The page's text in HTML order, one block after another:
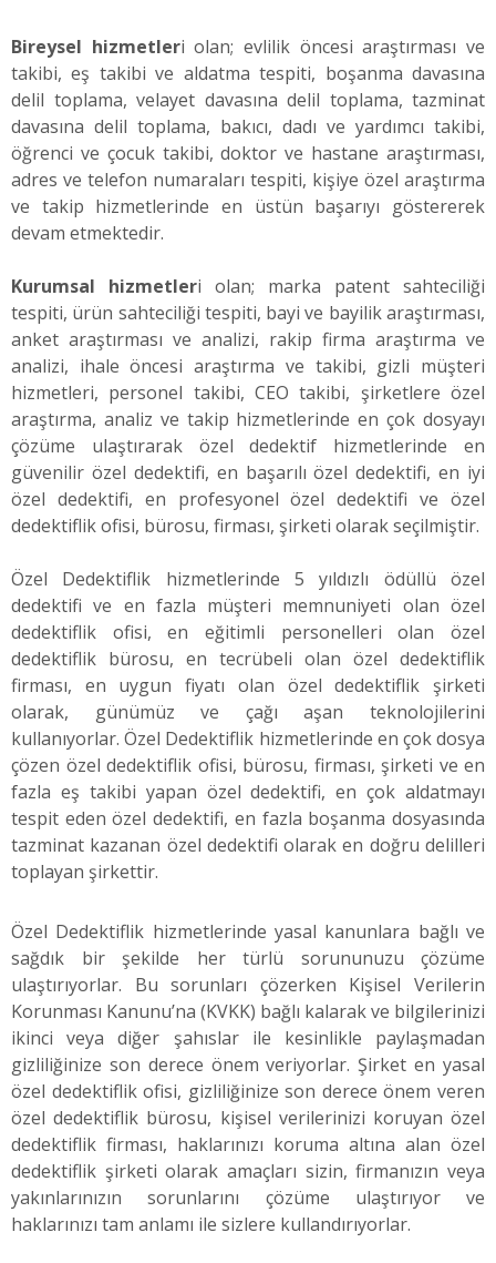
Bireysel hizmetleri olan; evlilik öncesi araştırması ve
takibi, eş takibi ve aldatma tespiti, boşanma davasına
delil toplama, velayet davasına delil toplama, tazminat
davasına delil toplama, bakıcı, dadı ve yardımcı takibi,
öğrenci ve çocuk takibi, doktor ve hastane araştırması,
adres ve telefon numaraları tespiti, kişiye özel araştırma
ve takip hizmetlerinde en üstün başarıyı göstererek
devam etmektedir.
Kurumsal hizmetleri olan; marka patent sahteciliği
tespiti, ürün sahteciliği tespiti, bayi ve bayilik araştırması,
anket araştırması ve analizi, rakip firma araştırma ve
analizi, ihale öncesi araştırma ve takibi, gizli müşteri
hizmetleri, personel takibi, CEO takibi, şirketlere özel
araştırma, analiz ve takip hizmetlerinde en çok dosyayı
çözüme ulaştırarak özel dedektif hizmetlerinde en
güvenilir özel dedektifi, en başarılı özel dedektifi, en iyi
özel dedektifi, en profesyonel özel dedektifi ve özel
dedektiflik ofisi, bürosu, firması, şirketi olarak seçilmiştir.
Özel Dedektiflik hizmetlerinde 5 yıldızlı ödüllü özel
dedektifi ve en fazla müşteri memnuniyeti olan özel
dedektiflik ofisi, en eğitimli personelleri olan özel
dedektiflik bürosu, en tecrübeli olan özel dedektiflik
firması, en uygun fiyatı olan özel dedektiflik şirketi
olarak, günümüz ve çağı aşan teknolojilerini
kullanıyorlar. Özel Dedektiflik hizmetlerinde en çok dosya
çözen özel dedektiflik ofisi, bürosu, firması, şirketi ve en
fazla eş takibi yapan özel dedektifi, en çok aldatmayı
tespit eden özel dedektifi, en fazla boşanma dosyasında
tazminat kazanan özel dedektifi olarak en doğru delilleri
toplayan şirkettir.
Özel Dedektiflik hizmetlerinde yasal kanunlara bağlı ve
sağdık bir şekilde her türlü sorununuzu çözüme
ulaştırıyorlar. Bu sorunları çözerken Kişisel Verilerin
Korunması Kanunu’na (KVKK) bağlı kalarak ve bilgilerinizi
ikinci veya diğer şahıslar ile kesinlikle paylaşmadan
gizliliğinize son derece önem veriyorlar. Şirket en yasal
özel dedektiflik ofisi, gizliliğinize son derece önem veren
özel dedektiflik bürosu, kişisel verilerinizi koruyan özel
dedektiflik firması, haklarınızı koruma altına alan özel
dedektiflik şirketi olarak amaçları sizin, firmanızın veya
yakınlarınızın sorunlarını çözüme ulaştırıyor ve
haklarınızı tam anlamı ile sizlere kullandırıyorlar.